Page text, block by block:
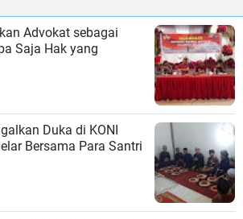
Advokat sebagai
Saja Hak yang
Duka di KONI
Bersama Para Santri